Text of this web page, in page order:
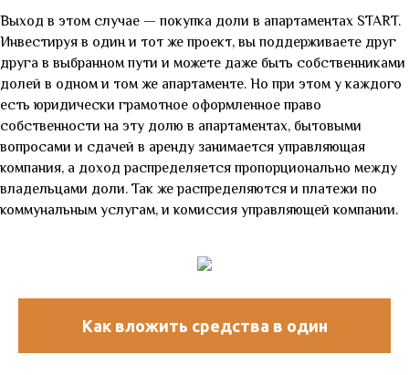
Выход в этом случае — покупка доли в апартаментах START.
Инвестируя в один и тот же проект, вы поддерживаете друг
друга в выбранном пути и можете даже быть собственниками
долей в одном и том же апартаменте. Но при этом у каждого
есть юридически грамотное оформленное право
собственности на эту долю в апартаментах, бытовыми
вопросами и сдачей в аренду занимается управляющая
компания, а доход распределяется пропорционально между
владельцами доли. Так же распределяются и платежи по
коммунальным услугам, и комиссия управляющей компании.
Как вложить средства в один